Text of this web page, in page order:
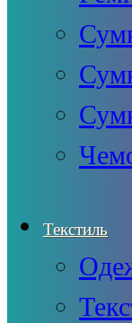
Текстиль